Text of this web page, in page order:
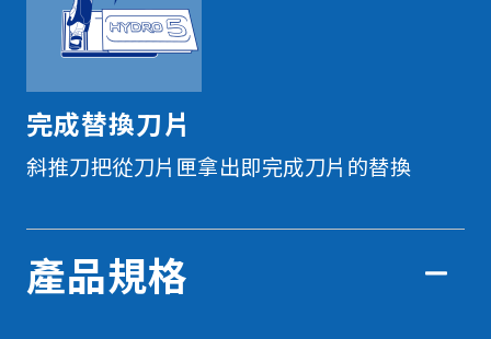
完成替換刀片
斜推刀把從刀片匣拿出即完成刀片的替換
產品規格